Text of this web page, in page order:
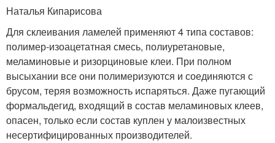
Наталья Кипарисова
Для склеивания ламелей применяют 4 типа составов:
полимер-изоацетатная смесь, полиуретановые,
меламиновые и ризорциновые клеи. При полном
высыхании все они полимеризуются и соединяются с
брусом, теряя возможность испаряться. Даже пугающий
формальдегид, входящий в состав меламиновых клеев,
опасен, только если состав куплен у малоизвестных
несертифицированных производителей.